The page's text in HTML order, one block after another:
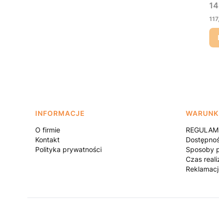
Linki w stopce
INFORMACJE
O firmie
Kontakt
Polityka prywatności
Sposoby
Czas